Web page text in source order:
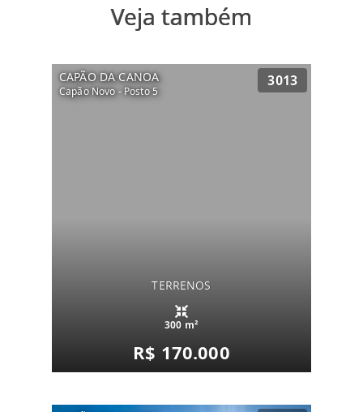
Veja também
CAPÃO DA CANOA
Capão Novo - Posto 5
3013
TERRENOS
300 m²
R$ 170.000